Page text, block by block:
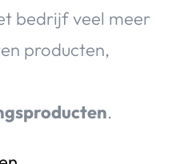
bedrijf veel meer
producten,
.